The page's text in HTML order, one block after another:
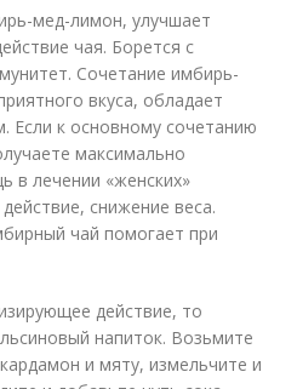
мед-лимон, улучшает
чая. Борется с
Сочетание имбирь-
вкуса, обладает
к основному сочетанию
максимально
в лечении «женских»
снижение веса.
чай помогает при
действие, то
напиток. Возьмите
и мяту, измельчите и